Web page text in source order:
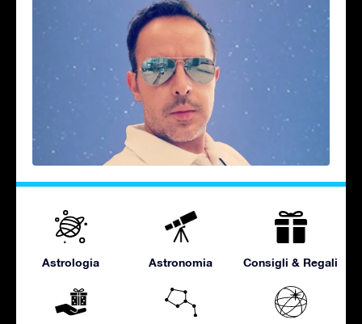
Astrologia Astronomia Consigli & Regali